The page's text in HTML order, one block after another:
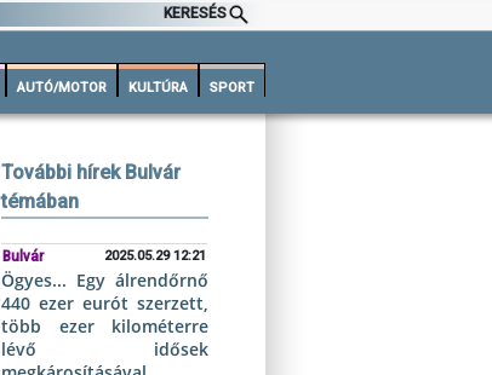
KERESÉS
AUTÓ/MOTOR KULTÚRA SPORT
További hírek Bulvár
témában
Bulvár 2025.05.29 12:21
Ögyes... Egy álrendőrnő
440 ezer eurót szerzett,
több ezer kilométerre
lévő idősek